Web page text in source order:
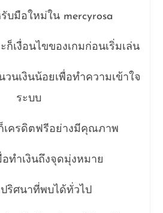
บมือใหม่ใน mercyrosa
ก็เงื่อนไขของเกมก่อนเริ่มเล่น
นเงินน้อยเพื่อทำความเข้าใจ
ระบบ
เครดิตฟรีอย่างมีคุณภาพ
อทำเงินถึงจุดมุ่งหมาย
ปริศนาที่พบได้ทั่วไป